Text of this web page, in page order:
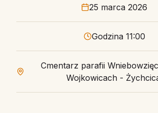
25 marca 2026
Godzina 11:00
Cmentarz parafii
Wojkowicach -